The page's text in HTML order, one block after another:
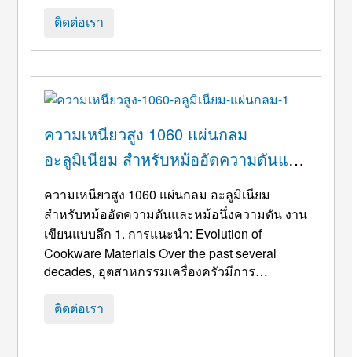
เติบโตอย่างต่อเนื่อง. เมื่อเทียบกับเตาแก๊สแบบ
และ ...
ติดต่อเรา
ความเหนียวสูง 1060 แผ่นกลม
อะลูมิเนียม สำหรับหม้ออัดความดันและ
หม้อนึ่งความดัน งานเขียนแบบลึก
ความเหนียวสูง 1060 แผ่นกลม อะลูมิเนียม
สำหรับหม้ออัดความดันและหม้อนึ่งความดัน งาน
เขียนแบบลึก 1. การแนะนำ: Evolution of
Cookware Materials Over the past several
decades, อุตสาหกรรมเครื่องครัวมีการ
ความปลอดภัยของผู้บริโภคที่เพิ่มขึ้น,
ติดต่อเรา